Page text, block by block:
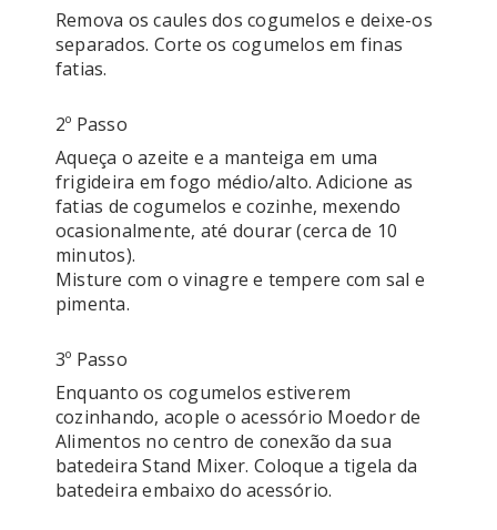
Remova os caules dos cogumelos e deixe-os
separados. Corte os cogumelos em finas
2º Passo
Aqueça o azeite e a manteiga em uma
frigideira em fogo médio/alto. Adicione as
fatias de cogumelos e cozinhe, mexendo
ocasionalmente, até dourar (cerca de 10
minutos).
Misture com o vinagre e tempere com sal e
3º Passo
Enquanto os cogumelos estiverem
cozinhando, acople o acessório Moedor de
Alimentos no centro de conexão da sua
batedeira Stand Mixer. Coloque a tigela da